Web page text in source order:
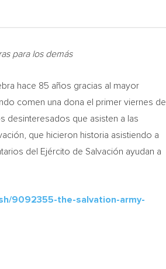
para los demás
hace 85 años gracias al mayor
comen una dona el primer viernes de
desinteresados que asisten a las
que hicieron historia asistiendo a
del Ejército de Salvación ayudan a
9092355-the-salvation-army-